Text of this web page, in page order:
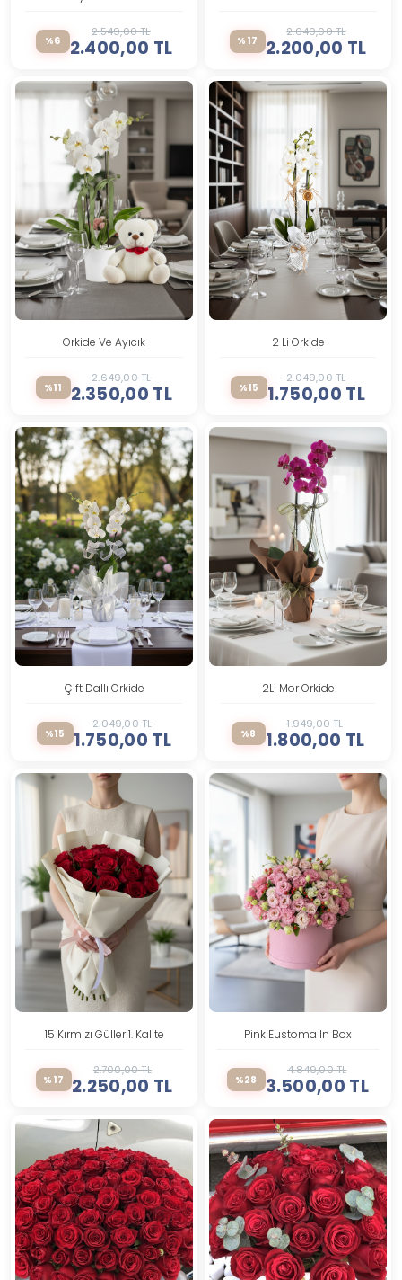
%6
2.549,00 TL
2.400,00 TL %17
2.640,00 TL
2.200,00 TL
Orkide Ve Ayıcık
%11
2.649,00 TL
2.350,00 TL
2 Li Orkide
%15
2.049,00 TL
1.750,00 TL
Çift Dallı Orkide
%15
2.049,00 TL
1.750,00 TL
2Li Mor Orkide
%8
1.949,00 TL
1.800,00 TL
15 Kırmızı Güller 1. Kalite
%17
2.700,00 TL
2.250,00 TL
Pink Eustoma In Box
%28
4.849,00 TL
3.500,00 TL